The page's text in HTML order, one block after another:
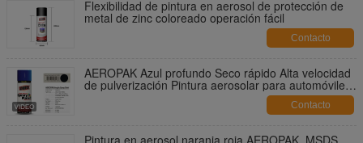
Flexibilidad de pintura en aerosol de protección de
metal de zinc coloreado operación fácil
Contacto
AEROPAK Azul profundo Seco rápido Alta velocidad
de pulverización Pintura aerosolar para automóviles
Contacto
Pintura en aerosol naranja roja AEROPAK, MSDS